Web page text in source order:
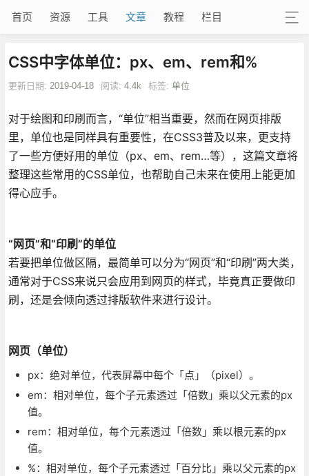
首页 资源 工具 文章 教程 栏目
CSS中字体单位：px、em、rem和%
更新日期: 2019-04-18 阅读: 4.4k 标签: 单位
对于绘图和印刷而言，“单位”相当重要，然而在网页排版
里，单位也是同样具有重要性，在CSS3普及以来，更支持
了一些方便好用的单位（px、em、rem…等），这篇文章将
整理这些常用的CSS单位，也帮助自己未来在使用上能更加
得心应手。
“网页”和“印刷”的单位
若要把单位做区隔，最简单可以分为“网页”和“印刷”两大类，
通常对于CSS来说只会应用到网页的样式，毕竟真正要做印
刷，还是会倾向透过排版软件来进行设计。
网页（单位）
px：绝对单位，代表屏幕中每个「点」（pixel）。
em：相对单位，每个子元素透过「倍数」乘以父元素的px
值。
rem：相对单位，每个元素透过「倍数」乘以根元素的px
值。
%：相对单位，每个子元素透过「百分比」乘以父元素的px